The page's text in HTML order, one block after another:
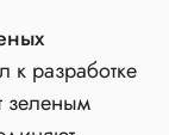
к разработке
зеленым